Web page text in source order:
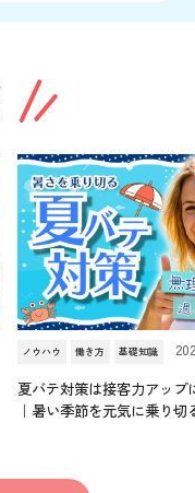
ノウハウ 働き方 基礎知識
夏バテ対策は接客力アップ
｜暑い季節を元気に乗り切